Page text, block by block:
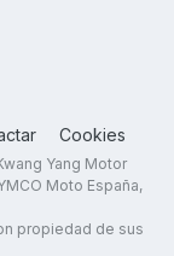
Cookies
Yang Motor
Moto España,
propiedad de sus